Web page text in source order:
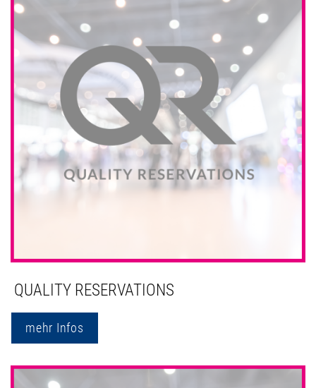
QUALITY RESERVATIONS
mehr Infos